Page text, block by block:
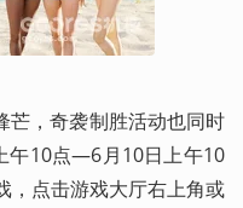
芒，奇袭制胜活动也同时
午10点—6月10日上午10
，点击游戏大厅右上角或